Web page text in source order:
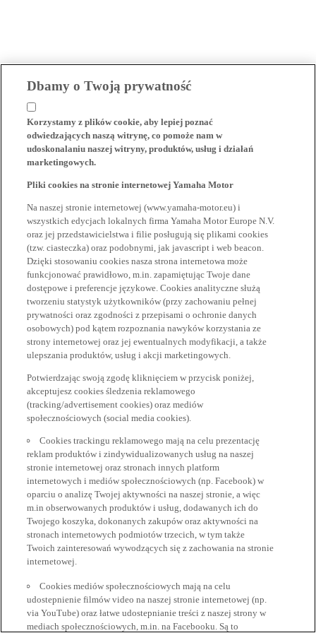
Dbamy o Twoją prywatność
Korzystamy z plików cookie, aby lepiej poznać
odwiedzających naszą witrynę, co pomoże nam w
udoskonalaniu naszej witryny, produktów, usług i działań
marketingowych.
Pliki cookies na stronie internetowej Yamaha Motor
Na naszej stronie internetowej (www.yamaha-motor.eu) i
wszystkich edycjach lokalnych firma Yamaha Motor Europe N.V.
oraz jej przedstawicielstwa i filie posługują się plikami cookies
(tzw. ciasteczka) oraz podobnymi, jak javascript i web beacon.
Dzięki stosowaniu cookies nasza strona internetowa może
funkcjonować prawidłowo, m.in. zapamiętując Twoje dane
dostępowe i preferencje językowe. Cookies analityczne służą
tworzeniu statystyk użytkowników (przy zachowaniu pełnej
prywatności oraz zgodności z przepisami o ochronie danych
osobowych) pod kątem rozpoznania nawyków korzystania ze
strony internetowej oraz jej ewentualnych modyfikacji, a także
ulepszania produktów, usług i akcji marketingowych.
Potwierdzając swoją zgodę kliknięciem w przycisk poniżej,
akceptujesz cookies śledzenia reklamowego
(tracking/advertisement cookies) oraz mediów
społecznościowych (social media cookies).
Cookies trackingu reklamowego mają na celu prezentację
reklam produktów i zindywidualizowanych usług na naszej
stronie internetowej oraz stronach innych platform
internetowych i mediów społecznościowych (np. Facebook) w
oparciu o analizę Twojej aktywności na naszej stronie, a więc
m.in obserwowanych produktów i usług, dodawanych ich do
Twojego koszyka, dokonanych zakupów oraz aktywności na
stronach internetowych podmiotów trzecich, w tym także
Twoich zainteresowań wywodzących się z zachowania na stronie
internetowej.
Cookies mediów społecznościowych mają na celu
udostepnienie filmów video na naszej stronie internetowej (np.
via YouTube) oraz łatwe udostepnianie treści z naszej strony w
mediach społecznościowych, m.in. na Facebooku. Są to